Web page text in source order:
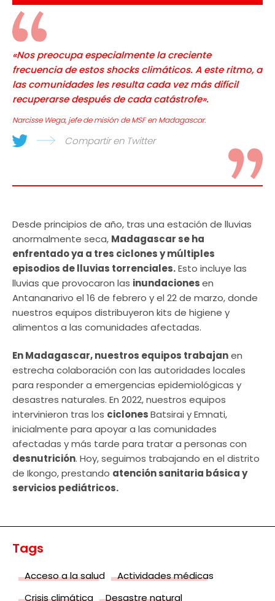
«Nos preocupa especialmente la creciente
frecuencia de estos shocks climáticos. A este ritmo, a
las comunidades les resulta cada vez más difícil
recuperarse después de cada catástrofe».
Narcisse Wega, jefe de misión de MSF en Madagascar.
Compartir en Twitter
Desde principios de año, tras una estación de lluvias
anormalmente seca, Madagascar se ha
enfrentado ya a tres ciclones y múltiples
episodios de lluvias torrenciales.Esto incluye las
lluvias que provocaron las inundacionesen
Antananarivo el 16 de febrero y el 22 de marzo, donde
nuestros equipos distribuyeron kits de higiene y
alimentos a las comunidades afectadas.
En Madagascar, nuestros equipos trabajanen
estrecha colaboración con las autoridades locales
para responder a emergencias epidemiológicas y
desastres naturales. En 2022, nuestros equipos
intervinieron tras los ciclonesBatsirai y Emnati,
inicialmente para apoyar a las comunidades
afectadas y más tarde para tratar a personas con
desnutrición. Hoy, seguimos trabajando en el distrito
de Ikongo, prestando atención sanitaria básica y
servicios pediátricos.
Tags
Acceso a la salud
Actividades médicas
Crisis climática
Desastre natural